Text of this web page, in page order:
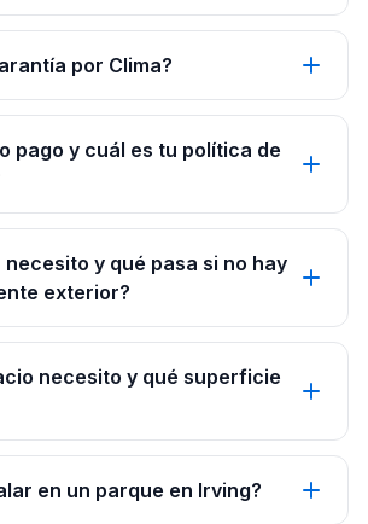
por Clima?
pago y cuál es tu política de
necesito y qué pasa si no hay
exterior?
necesito y qué superficie
en un parque en Irving?